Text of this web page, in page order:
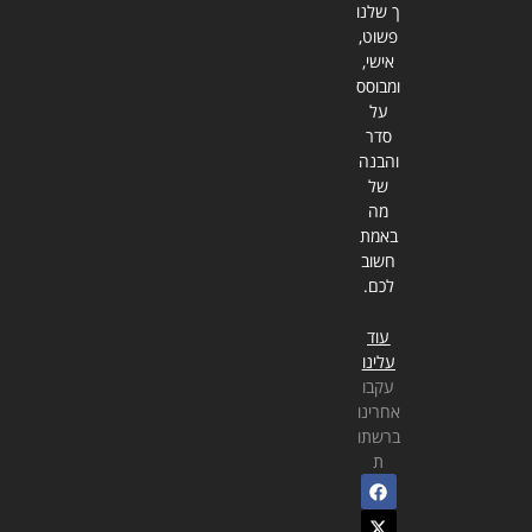
ך שלנו
פשוט,
אישי,
ומבוסס
על
סדר
והבנה
של
מה
באמת
חשוב
לכם.
עוד
עלינו
עקבו
אחרינו
ברשתו
ת